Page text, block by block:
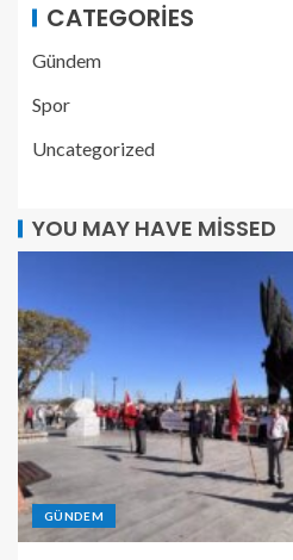
CATEGORIES
Gündem
Spor
Uncategorized
YOU MAY HAVE MISSED
GÜNDEM